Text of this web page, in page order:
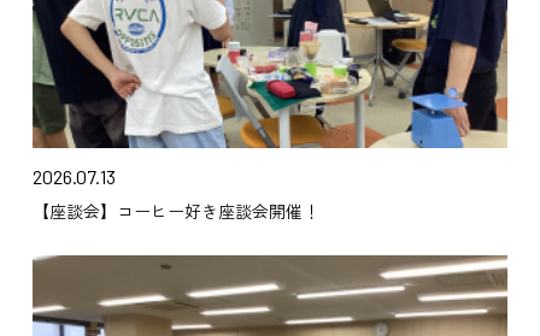
2026.07.13
【座談会】コーヒー好き座談会開催！